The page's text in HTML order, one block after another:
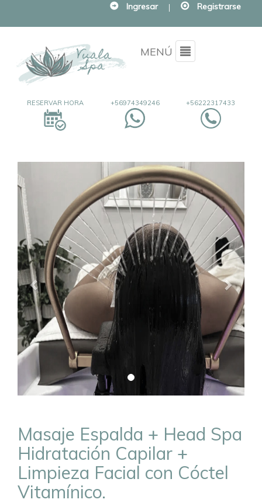
Ingresar | Registrarse
MENÚ Menu
+56222317433
+56974349246
RESERVAR HORA
Masaje Espalda + Head Spa
Hidratación Capilar +
Limpieza Facial con Cóctel
Vitamínico.